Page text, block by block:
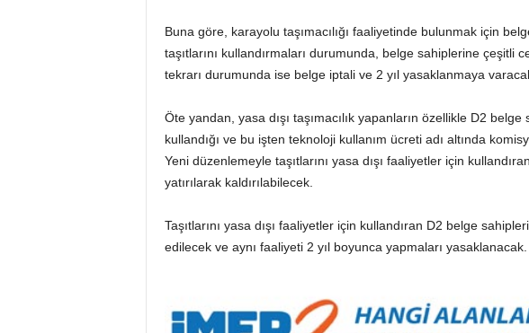
Buna göre, karayolu taşımacılığı faaliyetinde bulunmak için
taşıtlarını kullandırmaları durumunda, belge sahiplerine çeşitli
tekrarı durumunda ise belge iptali ve 2 yıl yasaklanmaya
Öte yandan, yasa dışı taşımacılık yapanların özellikle D2
kullandığı ve bu işten teknoloji kullanım ücreti adı altında
Yeni düzenlemeyle taşıtlarını yasa dışı faaliyetler için
yatırılarak kaldırılabilecek.
Taşıtlarını yasa dışı faaliyetler için kullandıran D2 belge
edilecek ve aynı faaliyeti 2 yıl boyunca yapmaları yasaklanacak.